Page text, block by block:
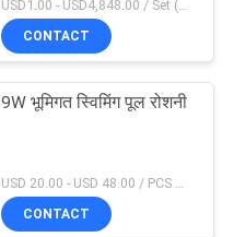
CONTACT
9W भूमिगत स्विमिंग पूल रोशनी
CONTACT